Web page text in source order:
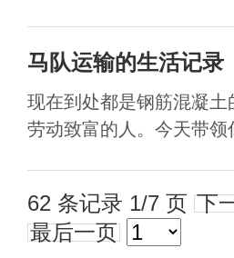
马队运输的生活记录
现在到处都是钢筋混凝
劳动致富的人。今天带
62 条记录 1/7 页 下
最后一页